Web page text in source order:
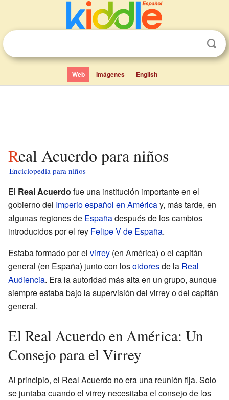
Web Imágenes English
Real Acuerdo para niños
Enciclopedia para niños
El Real Acuerdo fue una institución importante en el
gobierno del Imperio español en Américay, más tarde, en
algunas regiones de Españadespués de los cambios
introducidos por el rey Felipe V de España.
Estaba formado por el virrey (en América) o el capitán
general (en España) junto con losoidoresde la Real
Audiencia. Era la autoridad más alta en un grupo, aunque
siempre estaba bajo la supervisión del virrey o del capitán
general.
El Real Acuerdo en América: Un
Consejo para el Virrey
Al principio, el Real Acuerdo no era una reunión fija. Solo
se juntaba cuando el virrey necesitaba el consejo de los